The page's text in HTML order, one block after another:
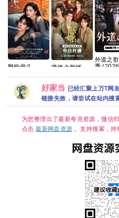
野狗骨头
何瑞贤 练练 何
明翰 周铁
2026/剧情/爱
情/4K资源更新
贤婿之憨婿
毅鸿 朱容君 范
梦 徐紫茵 已更
最新 夸克
外道之
季
道の歌
好家当 已经汇聚上万T网
链接失效，请尝试在站内搜
为您整理出了最新夸克资源，微信
点击最新网盘资源 。支持搜索，